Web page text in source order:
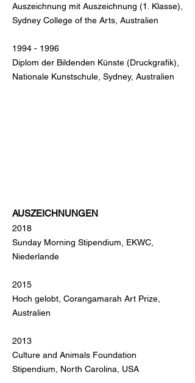
Auszeichnung mit Auszeichnung (1. Klasse),
Sydney College of the Arts, Australien
1994 - 1996
Diplom der Bildenden Künste (Druckgrafik),
Nationale Kunstschule, Sydney, Australien
AUSZEICHNUNGEN
2018
Sunday Morning Stipendium, EKWC,
Niederlande
2015
Hoch gelobt, Corangamarah Art Prize,
Australien
2013
Culture and Animals Foundation
Stipendium, North Carolina, USA